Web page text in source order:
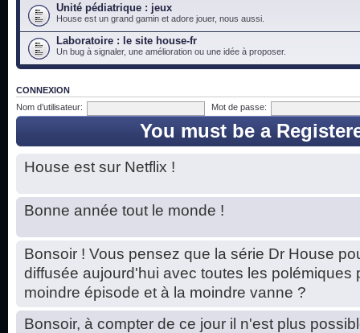
Unité pédiatrique : jeux
House est un grand gamin et adore jouer, nous aussi.
Laboratoire : le site house-fr
Un bug à signaler, une amélioration ou une idée à proposer.
CONNEXION
Nom d’utilisateur:
Mot de passe:
You must be a
House est sur Netflix !
Bonne année tout le monde !
Bonsoir ! Vous pensez que la série Dr House
diffusée aujourd'hui avec toutes les polémiques
moindre épisode et à la moindre vanne ?
Bonsoir, à compter de ce jour il n'est plus